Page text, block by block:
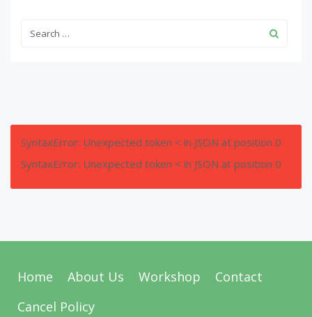
SyntaxError: Unexpected token < in JSON at position 0
SyntaxError: Unexpected token < in JSON at position 0
Home About Us Workshop
Contact
Cancel Policy